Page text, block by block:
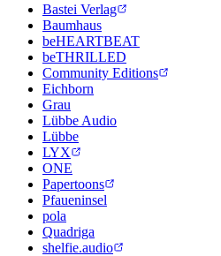
Bastei Verlag
Baumhaus
beHEARTBEAT
beTHRILLED
Community Editions
Eichborn
Grau
Lübbe Audio
Lübbe
LYX
ONE
Papertoons
Pfaueninsel
pola
Quadriga
shelfie.audio